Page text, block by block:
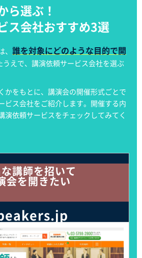
ら選ぶ！
ス会社おすすめ3選
誰を対象にどのような目的で開
うえで、講演依頼サービス会社を選ぶ
かをもとに、講演会の開催形式ごとで
ビス会社をご紹介します。開催する内
演依頼サービスをチェックしてみてく
講師を招いて
会を開きたい